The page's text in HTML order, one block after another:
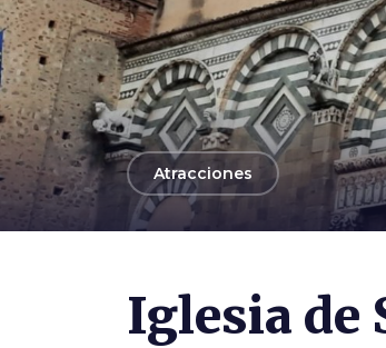
arrow_back
Atracciones
Iglesia de